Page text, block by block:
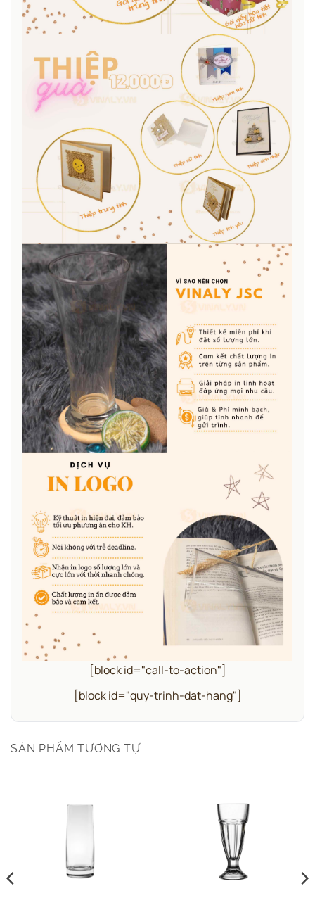
[block id="call-to-action"]
[block id="quy-trinh-dat-hang"]
SẢN PHẨM TƯƠNG TỰ